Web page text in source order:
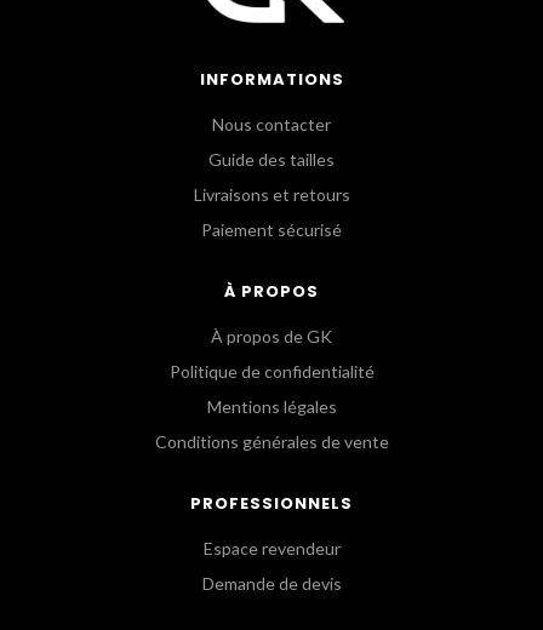
INFORMATIONS
Nous contacter
Guide des tailles
Livraisons et retours
Paiement sécurisé
À PROPOS
À propos de GK
Politique de confidentialité
Mentions légales
Conditions générales de vente
PROFESSIONNELS
Espace revendeur
Demande de devis